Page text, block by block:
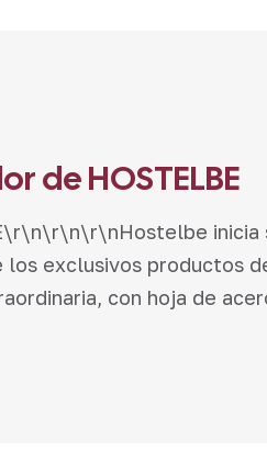
de HOSTELBE
inicia
los exclusivos productos
con hoja de